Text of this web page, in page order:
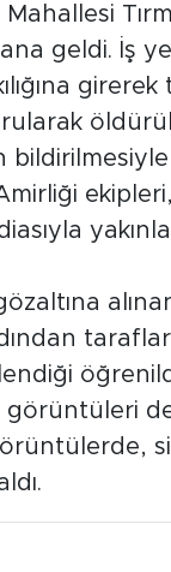
geldi. İş
ekipleri,